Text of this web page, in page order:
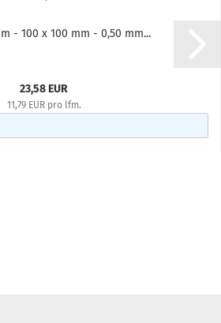
- 100 x 100 mm - 0,50 mm...
23,58 EUR
11,79 EUR pro lfm.